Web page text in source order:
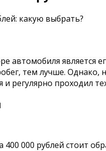
является
тем лучше. Однако,
и регулярно проходил
000 рублей стоит